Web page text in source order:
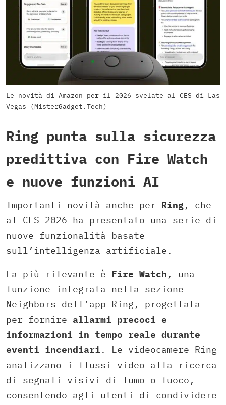
Le novità di Amazon per il 2026 svelate al CES di Las
Vegas (MisterGadget.Tech)
Ring punta sulla sicurezza
predittiva con Fire Watch
e nuove funzioni AI
Importanti novità anche per Ring, che
al CES 2026 ha presentato una serie di
nuove funzionalità basate
sull’intelligenza artificiale.
La più rilevante è Fire Watch , una
funzione integrata nella sezione
Neighbors dell’app Ring, progettata
per fornire allarmi precoci e
informazioni in tempo reale durante
eventi incendiari . Le videocamere Ring
analizzano i flussi video alla ricerca
di segnali visivi di fumo o fuoco,
consentendo agli utenti di condividere